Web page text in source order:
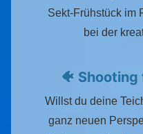
Sekt-Frühstück im
bei der
🐠
Willst du deine
ganz neuen